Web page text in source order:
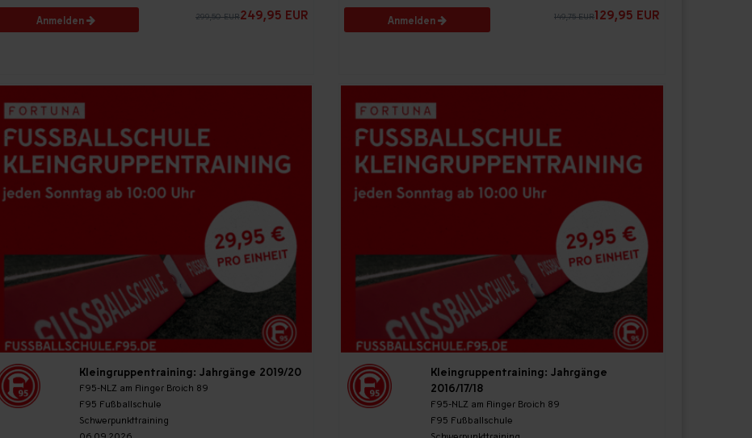
Anmelden 299,50 EUR249,95 EUR Anmelden 149,75 EUR129,95 EUR
Kleingruppentraining: Jahrgänge 2019/20
F95-NLZ am Flinger Broich 89
F95 Fußballschule
Schwerpunkttraining
Kleingruppentraining: Jahrgänge
2016/17/18
F95-NLZ am Flinger Broich 89
F95 Fußballschule